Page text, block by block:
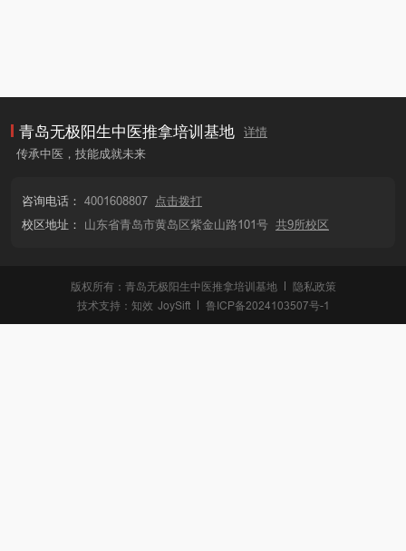
青岛无极阳生中医推拿培训基地
详情
传承中医，技能成就未来
咨询电话： 4001608807
点击拨打
校区地址：
山东省青岛市黄岛区紫金山路101号 共9所校区
版权所有：青岛无极阳生中医推拿培训基地
隐私政策
技术支持： 知效 JoySift 鲁ICP备2024103507号-1